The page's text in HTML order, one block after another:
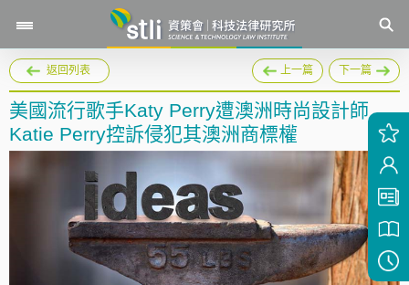
返回列表 上一篇 下一篇
美國流行歌手Katy Perry遭澳洲時尚設計師
Katie Perry控訴侵犯其澳洲商標權